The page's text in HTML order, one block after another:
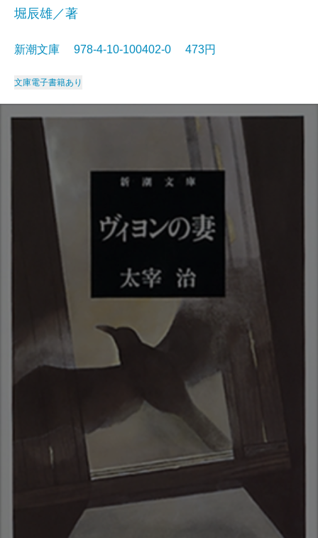
堀辰雄／著
新潮文庫 978-4-10-100402-0 473円
文庫電子書籍あり